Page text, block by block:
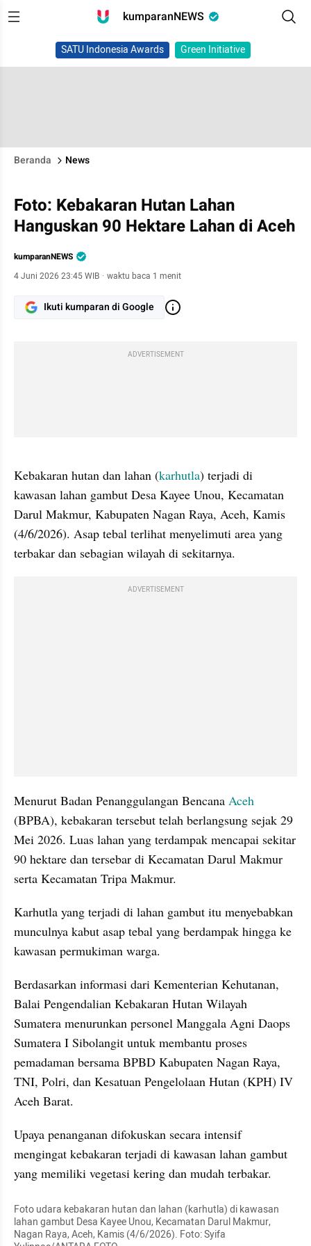
kumparanNEWS
SATU Indonesia Awards Green Initiative
Beranda News
Foto: Kebakaran Hutan Lahan
Hanguskan 90 Hektare Lahan di Aceh
kumparanNEWS
4 Juni 2026 23:45 WIB · waktu baca 1 menit
Ikuti kumparan di Google
ADVERTISEMENT
Kebakaran hutan dan lahan (karhutla) terjadi di
kawasan lahan gambut Desa Kayee Unou, Kecamatan
Darul Makmur, Kabupaten Nagan Raya, Aceh, Kamis
(4/6/2026). Asap tebal terlihat menyelimuti area yang
terbakar dan sebagian wilayah di sekitarnya.
ADVERTISEMENT
Menurut Badan Penanggulangan Bencana Aceh
(BPBA), kebakaran tersebut telah berlangsung sejak 29
Mei 2026. Luas lahan yang terdampak mencapai sekitar
90 hektare dan tersebar di Kecamatan Darul Makmur
serta Kecamatan Tripa Makmur.
Karhutla yang terjadi di lahan gambut itu menyebabkan
munculnya kabut asap tebal yang berdampak hingga ke
kawasan permukiman warga.
Berdasarkan informasi dari Kementerian Kehutanan,
Balai Pengendalian Kebakaran Hutan Wilayah
Sumatera menurunkan personel Manggala Agni Daops
Sumatera I Sibolangit untuk membantu proses
pemadaman bersama BPBD Kabupaten Nagan Raya,
TNI, Polri, dan Kesatuan Pengelolaan Hutan (KPH) IV
Aceh Barat.
Upaya penanganan difokuskan secara intensif
mengingat kebakaran terjadi di kawasan lahan gambut
yang memiliki vegetasi kering dan mudah terbakar.
Foto udara kebakaran hutan dan lahan (karhutla) di kawasan
lahan gambut Desa Kayee Unou, Kecamatan Darul Makmur,
Nagan Raya, Aceh, Kamis (4/6/2026). Foto: Syifa